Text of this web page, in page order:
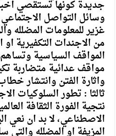
جديدة كونها تستقصي
وسائل التواصل
غزير للمعلومات المضلله
من الاجندات التكفيرية
المواقف السياسية
مواقف عدائية متضاربة
واثارة الفتن وانتشار
ثالثا : تطور السلوكيات
نتجية الفورة الثقافة
الاصطناعي، لا بد ان نعي
المزيفة او المضلله